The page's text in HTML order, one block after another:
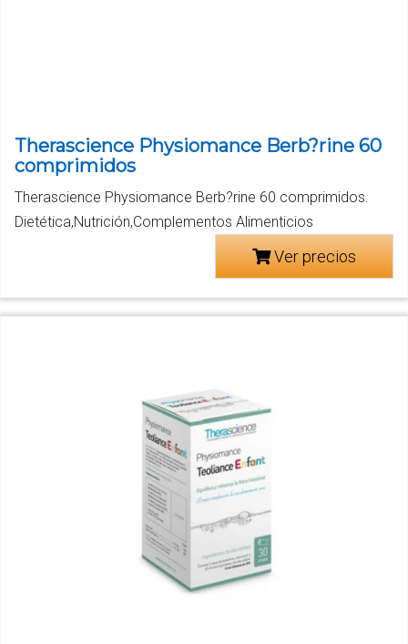
Therascience Physiomance Berb?rine 60
comprimidos
Therascience Physiomance Berb?rine 60 comprimidos.
Dietética,Nutrición,Complementos Alimenticios
Ver precios